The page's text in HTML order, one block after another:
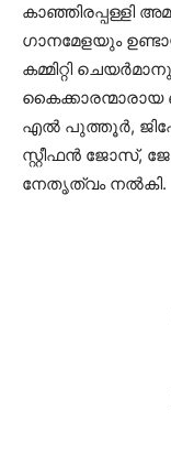
കാഞ്ഞിരപ്പള്ളി
ഗാനമേളയും
കമ്മിറ്റി
എല്‍ പുത്തൂര്‍,
സ്റ്റീഫന്‍ ജോസ്,
നേതൃത്വം നല്‍കി.